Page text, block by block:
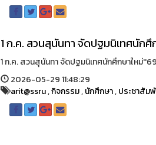
1 ก.ค. สวนสุนันทา จัดปฐมนิเทศนัก
1 ก.ค. สวนสุนันทา จัดปฐมนิเทศนักศึกษาใหม่
2026-05-29 11:48:29
arit@ssru,กิจกรรม,นักศึกษา,ประชาสัม